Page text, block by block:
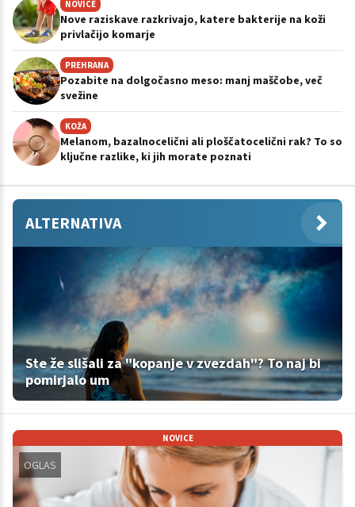
NOVICE
Nove raziskave razkrivajo, katere bakterije na koži
privlačijo komarje
PREHRANA
Pozabite na dolgočasno meso: manj maščobe, več
svežine
KOŽA
Melanom, bazalnocelični ali ploščatocelični rak? To so
ključne razlike, ki jih morate poznati
ALTERNATIVA
Ste že slišali za "kopanje v zvezdah"? To naj bi
pomirjalo um
NOVICE
OGLAS